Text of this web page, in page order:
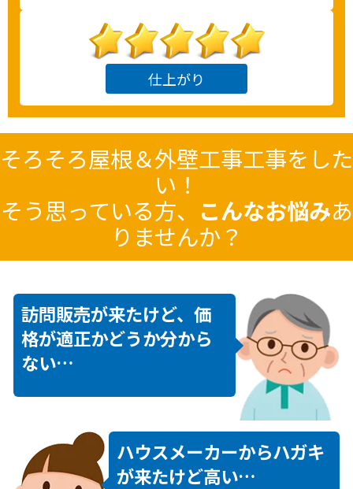
仕上がり
そろそろ屋根＆外壁工事工事をした
い！
そう思っている方、 こんなお悩みあ
りませんか？
訪問販売が来たけど、価
格が適正かどうか分から
ない…
ハウスメーカーからハガキ
が来たけど高い…